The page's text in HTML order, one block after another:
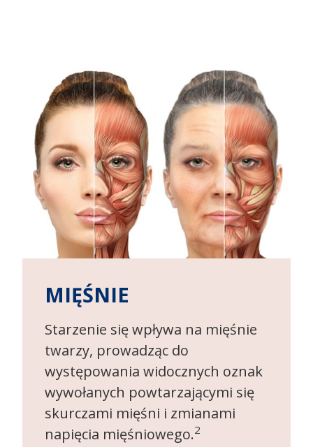
MIĘŚNIE
Starzenie się wpływa na mięśnie
twarzy, prowadząc do
występowania widocznych oznak
wywołanych powtarzającymi się
skurczami mięśni i zmianami
napięcia mięśniowego.2